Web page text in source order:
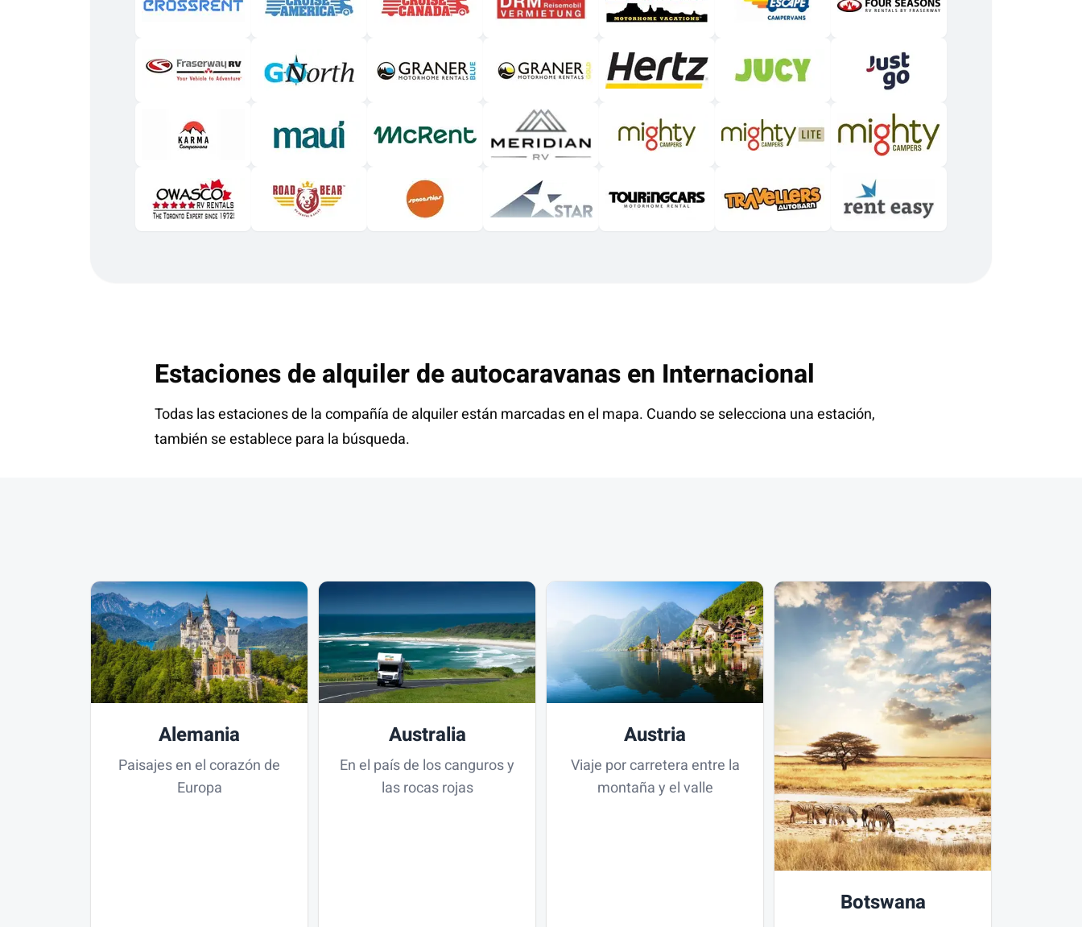
Estaciones de alquiler de autocaravanas en Internacional
Todas las estaciones de la compañía de alquiler están marcadas en el mapa. Cuando se selecciona una estación,
también se establece para la búsqueda.
Alemania
Paisajes en el corazón de
Europa
Australia
En el país de los canguros y
las rocas rojas
Austria
Viaje por carretera entre la
montaña y el valle
Botswana